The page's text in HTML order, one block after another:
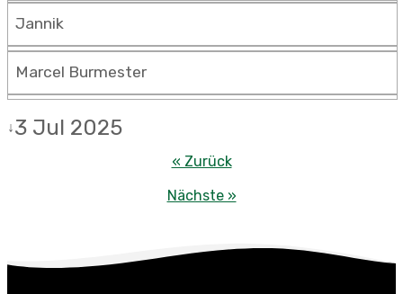
Jannik
Marcel Burmester
↓3 Jul 2025
« Zurück
Nächste »